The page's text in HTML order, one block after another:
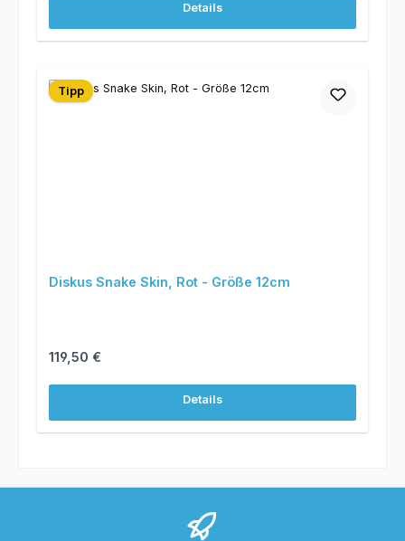
Details
Tipp
Diskus Snake Skin, Rot - Größe 12cm
Regulärer Preis:
119,50 €
Details